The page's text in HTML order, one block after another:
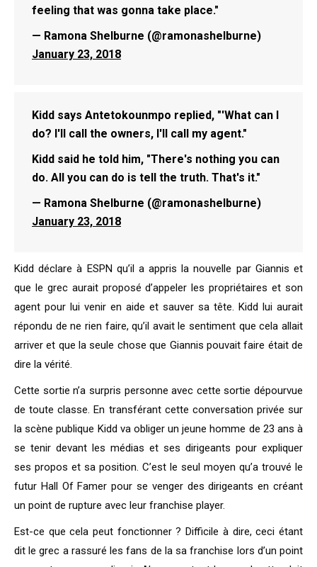
feeling that was gonna take place."
— Ramona Shelburne (@ramonashelburne)
January 23, 2018
Kidd says Antetokounmpo replied, "'What can I
do? I'll call the owners, I'll call my agent."
Kidd said he told him, "There's nothing you can
do. All you can do is tell the truth. That's it."
— Ramona Shelburne (@ramonashelburne)
January 23, 2018
Kidd déclare à ESPN qu’il a appris la nouvelle par Giannis et
que le grec aurait proposé d’appeler les propriétaires et son
agent pour lui venir en aide et sauver sa tête. Kidd lui aurait
répondu de ne rien faire, qu’il avait le sentiment que cela allait
arriver et que la seule chose que Giannis pouvait faire était de
dire la vérité.
Cette sortie n’a surpris personne avec cette sortie dépourvue
de toute classe. En transférant cette conversation privée sur
la scène publique Kidd va obliger un jeune homme de 23 ans à
se tenir devant les médias et ses dirigeants pour expliquer
ses propos et sa position. C’est le seul moyen qu’a trouvé le
futur Hall Of Famer pour se venger des dirigeants en créant
un point de rupture avec leur franchise player.
Est-ce que cela peut fonctionner ? Difficile à dire, ceci étant
dit le grec a rassuré les fans de la sa franchise lors d’un point